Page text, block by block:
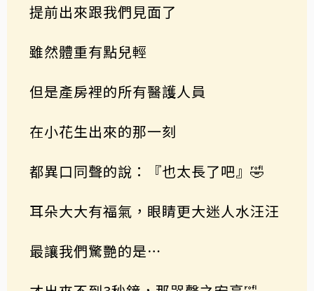
提前出來跟我們見面了
雖然體重有點兒輕
但是產房裡的所有醫護人員
在小花生出來的那一刻
都異口同聲的說：『也太長了吧』🤣
耳朵大大有福氣，眼睛更大迷人水汪汪
最讓我們驚艷的是⋯